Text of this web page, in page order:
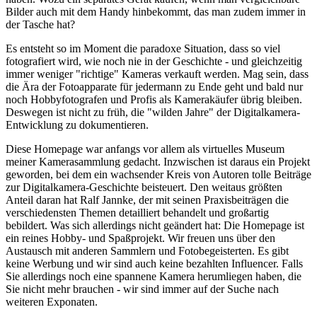
Bilder auch mit dem Handy hinbekommt, das man zudem immer in
der Tasche hat?
Es entsteht so im Moment die paradoxe Situation, dass so viel
fotografiert wird, wie noch nie in der Geschichte - und gleichzeitig
immer weniger "richtige" Kameras verkauft werden. Mag sein, dass
die Ära der Fotoapparate für jedermann zu Ende geht und bald nur
noch Hobbyfotografen und Profis als Kamerakäufer übrig bleiben.
Deswegen ist nicht zu früh, die "wilden Jahre" der Digitalkamera-
Entwicklung zu dokumentieren.
Diese Homepage war anfangs vor allem als virtuelles Museum
meiner Kamerasammlung gedacht. Inzwischen ist daraus ein Projekt
geworden, bei dem ein wachsender Kreis von Autoren tolle Beiträge
zur Digitalkamera-Geschichte beisteuert. Den weitaus größten
Anteil daran hat Ralf Jannke, der mit seinen Praxisbeiträgen die
verschiedensten Themen detailliert behandelt und großartig
bebildert. Was sich allerdings nicht geändert hat: Die Homepage ist
ein reines Hobby- und Spaßprojekt. Wir freuen uns über den
Austausch mit anderen Sammlern und Fotobegeisterten. Es gibt
keine Werbung und wir sind auch keine bezahlten Influencer. Falls
Sie allerdings noch eine spannene Kamera herumliegen haben, die
Sie nicht mehr brauchen - wir sind immer auf der Suche nach
weiteren Exponaten.